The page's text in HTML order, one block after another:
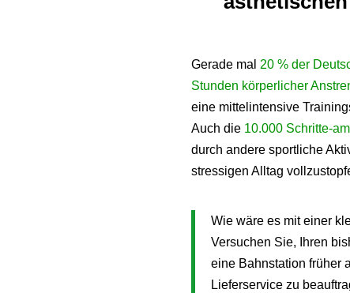
Gerade mal 20 % der
Stunden körperlicher
eine mittelintensive
Auch die 10.000 Schritte-
durch andere sportliche
stressigen Alltag
Wie wäre es mit einer
Versuchen Sie, Ihren
eine Bahnstation früher
Lieferservice zu